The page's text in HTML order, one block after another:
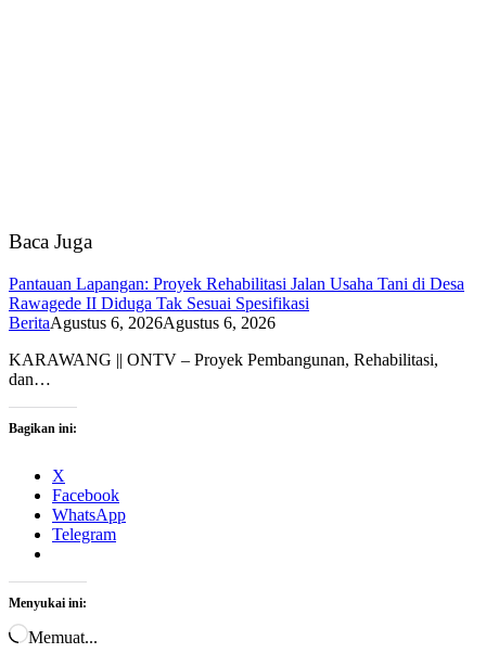
Baca Juga
Pantauan Lapangan: Proyek Rehabilitasi Jalan Usaha Tani di Desa
Rawagede II Diduga Tak Sesuai Spesifikasi
BeritaAgustus 6, 2026Agustus 6, 2026
KARAWANG || ONTV – Proyek Pembangunan, Rehabilitasi,
dan…
Bagikan ini:
X
Facebook
WhatsApp
Telegram
Menyukai ini:
Memuat...